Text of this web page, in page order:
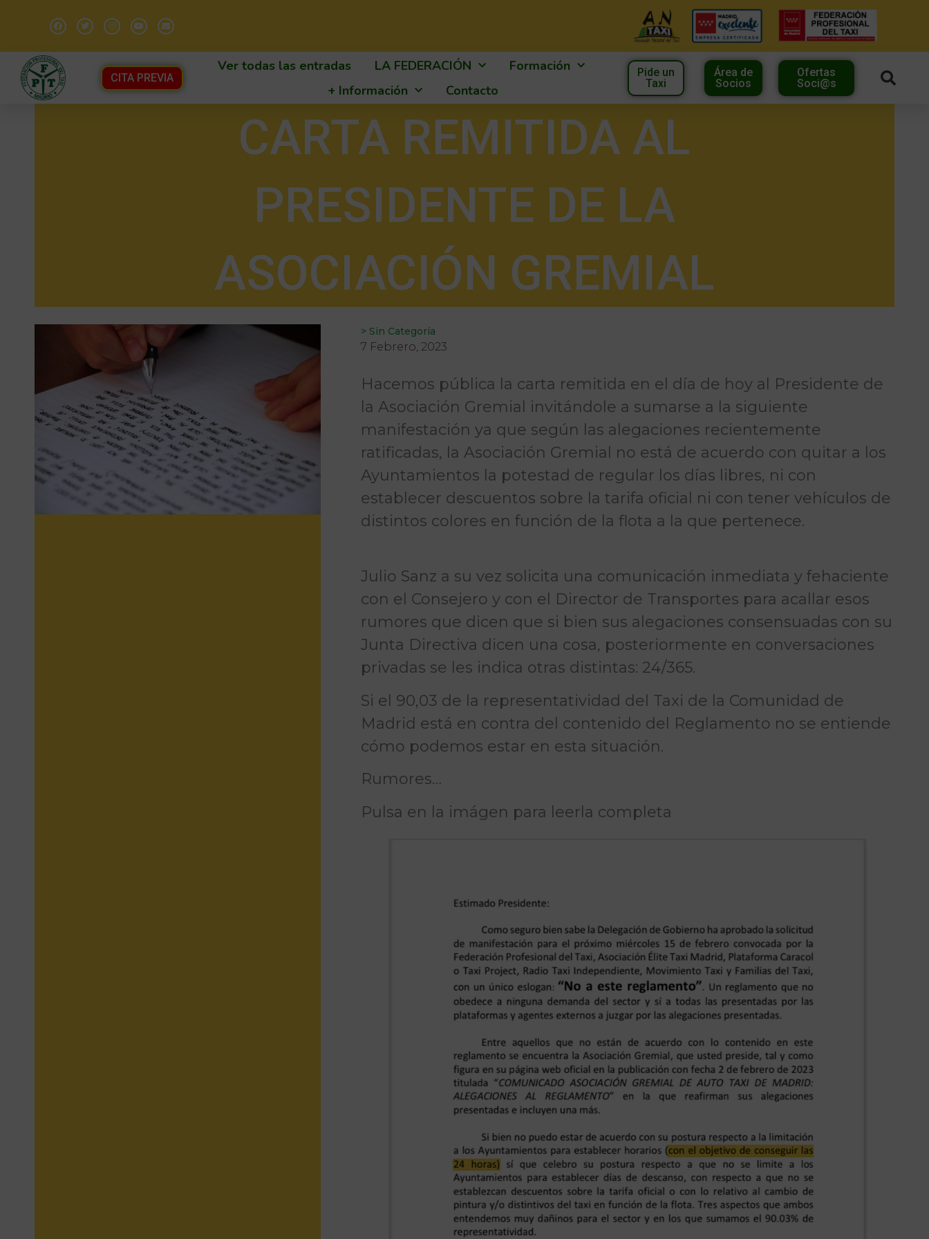
CITA PREVIA
Ver todas las entradas LA FEDERACIÓN
Formación
+ Información
Contacto
Pide un
Taxi
Área de
Socios
Ofertas
Soci@s
CARTA REMITIDA AL
PRESIDENTE DE LA
ASOCIACIÓN GREMIAL
> Sin Categoría
7 Febrero, 2023
Hacemos pública la carta remitida en el día de hoy al Presidente de
la Asociación Gremial invitándole a sumarse a la siguiente
manifestación ya que según las alegaciones recientemente
ratificadas, la Asociación Gremial no está de acuerdo con quitar a los
Ayuntamientos la potestad de regular los días libres, ni con
establecer descuentos sobre la tarifa oficial ni con tener vehículos de
distintos colores en función de la flota a la que pertenece.
Julio Sanz a su vez solicita una comunicación inmediata y fehaciente
con el Consejero y con el Director de Transportes para acallar esos
rumores que dicen que si bien sus alegaciones consensuadas con su
Junta Directiva dicen una cosa, posteriormente en conversaciones
privadas se les indica otras distintas: 24/365.
Si el 90,03 de la representatividad del Taxi de la Comunidad de
Madrid está en contra del contenido del Reglamento no se entiende
cómo podemos estar en esta situación.
Rumores…
Pulsa en la imágen para leerla completa